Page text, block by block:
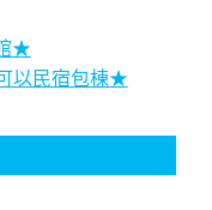
★
以民宿包棟★